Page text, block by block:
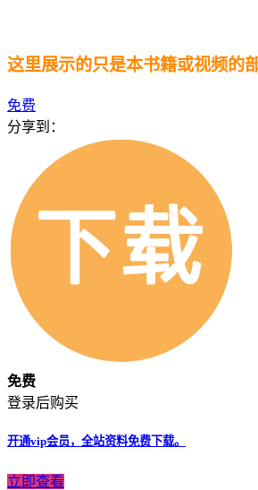
这里展示的只是本书籍或视频的
免费
分享到：
免费
登录后购买
开通vip会员，全站资料免费下载。
立即查看